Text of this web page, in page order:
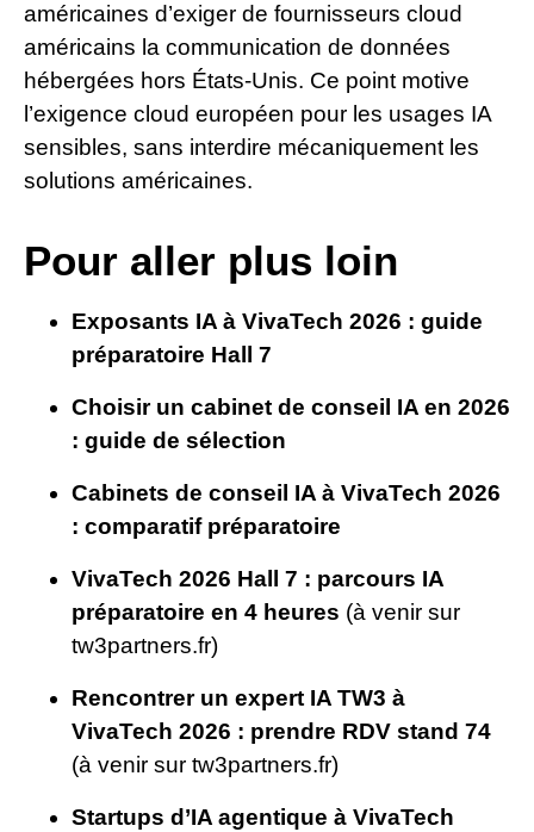
américaines d’exiger de fournisseurs cloud
américains la communication de données
hébergées hors États-Unis. Ce point motive
l’exigence cloud européen pour les usages IA
sensibles, sans interdire mécaniquement les
solutions américaines.
Pour aller plus loin
Exposants IA à VivaTech 2026 : guide
préparatoire Hall 7
Choisir un cabinet de conseil IA en 2026
: guide de sélection
Cabinets de conseil IA à VivaTech 2026
: comparatif préparatoire
VivaTech 2026 Hall 7 : parcours IA
préparatoire en 4 heures (à venir sur
tw3partners.fr)
Rencontrer un expert IA TW3 à
VivaTech 2026 : prendre RDV stand 74
(à venir sur tw3partners.fr)
Startups d’IA agentique à VivaTech